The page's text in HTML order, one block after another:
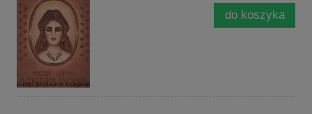
do koszyka